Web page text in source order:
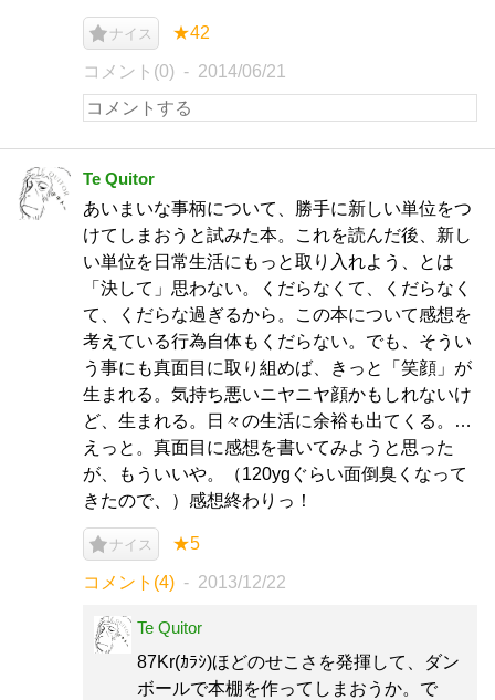
ナイス ★42
コメント(0) 2014/06/21
Te Quitor
あいまいな事柄について、勝手に新しい単位をつ
けてしまおうと試みた本。これを読んだ後、新し
い単位を日常生活にもっと取り入れよう、とは
「決して」思わない。くだらなくて、くだらなく
て、くだらな過ぎるから。この本について感想を
考えている行為自体もくだらない。でも、そうい
う事にも真面目に取り組めば、きっと「笑顔」が
生まれる。気持ち悪いニヤニヤ顔かもしれないけ
ど、生まれる。日々の生活に余裕も出てくる。…
えっと。真面目に感想を書いてみようと思った
が、もういいや。（120ygぐらい面倒臭くなって
きたので、）感想終わりっ！
ナイス ★5
コメント(4) 2013/12/22
Te Quitor
87Kr(ｶﾗｼ)ほどのせこさを発揮して、ダン
ボールで本棚を作ってしまおうか。で